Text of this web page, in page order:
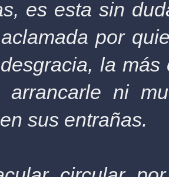
es esta sin
por
la
arrancarle ni
sus entrañas.